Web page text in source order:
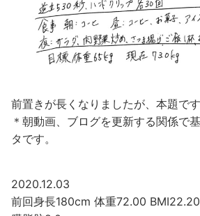
前置きが長くなりましたが、本題です
＊朝動画、ブログを更新する関係で
タです。
2020.12.03
前回身長180cm 体重72.00